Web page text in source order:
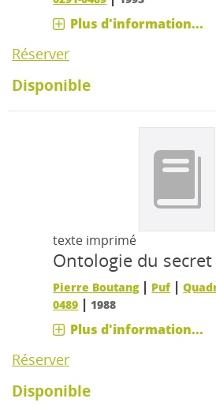
Plus d'information...
Réserver
Disponible
texte imprimé
Ontologie du secret
Pierre Boutang | Puf |
0489 | 1988
Plus d'information...
Réserver
Disponible